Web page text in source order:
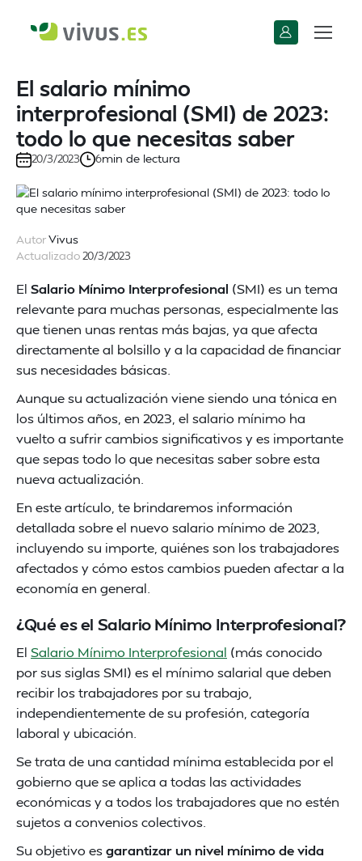
El salario mínimo
interprofesional (SMI) de 2023:
todo lo que necesitas saber
20/3/2023 6min de lectura
AutorVivus
Actualizado20/3/2023
El Salario Mínimo Interprofesional (SMI) es un tema
relevante para muchas personas, especialmente las
que tienen unas rentas más bajas, ya que afecta
directamente al bolsillo y a la capacidad de financiar
sus necesidades básicas.
Aunque su actualización viene siendo una tónica en
los últimos años, en 2023, el salario mínimo ha
vuelto a sufrir cambios significativos y es importante
que sepas todo lo que necesitas saber sobre esta
nueva actualización.
En este artículo, te brindaremos información
detallada sobre el nuevo salario mínimo de 2023,
incluyendo su importe, quiénes son los trabajadores
afectados y cómo estos cambios pueden afectar a la
economía en general.
¿Qué es el Salario Mínimo Interprofesional?
El Salario Mínimo Interprofesional (más conocido
por sus siglas SMI) es el mínimo salarial que deben
recibir los trabajadores por su trabajo,
independientemente de su profesión, categoría
laboral y ubicación.
Se trata de una cantidad mínima establecida por el
gobierno que se aplica a todas las actividades
económicas y a todos los trabajadores que no estén
sujetos a convenios colectivos.
Su objetivo esgarantizar un nivel mínimo de vida